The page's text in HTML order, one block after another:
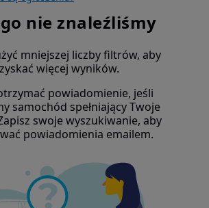
nie znaleźliśmy
mniejszej liczby filtrów, aby
więcej wyników.
powiadomienie, jeśli
samochód spełniający Twoje
swoje wyszukiwanie, aby
powiadomienia emailem.